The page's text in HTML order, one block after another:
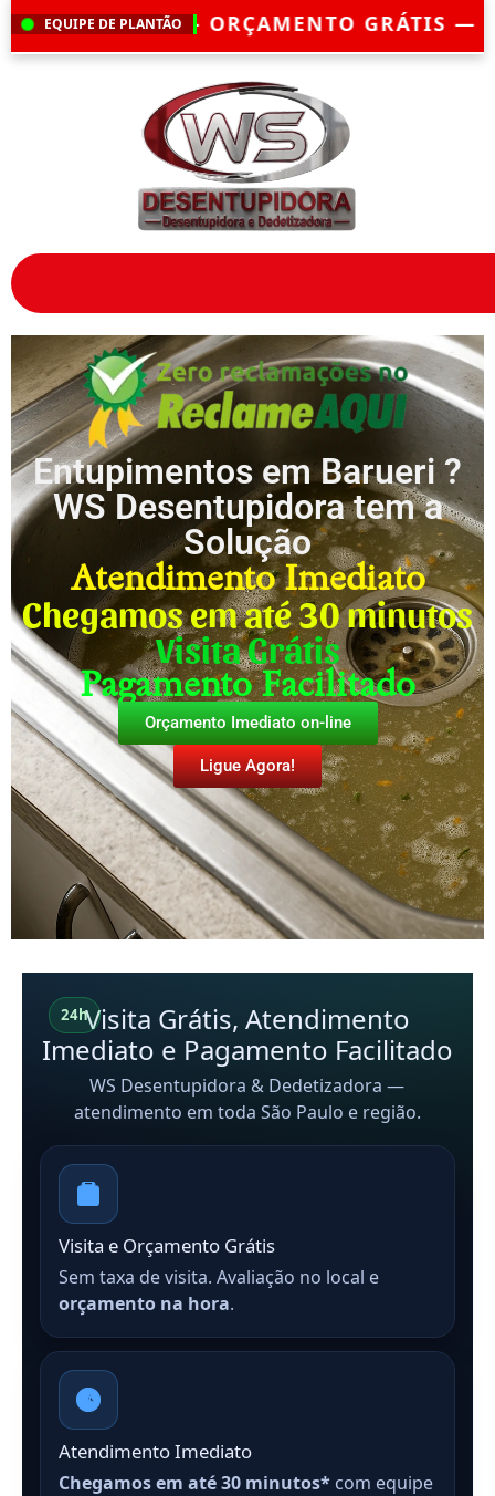
EQUIPE DE PLANTÃO
GRÁTIS — EMERGÊNCIA?
Entupimentos em Barueri ?
WS Desentupidora tem a
Solução
Atendimento Imediato
Chegamos em até 30 minutos
Visita Grátis
Pagamento Facilitado
Orçamento Imediato on-line
Ligue Agora!
24hVisita Grátis, Atendimento
Imediato e Pagamento Facilitado
WS Desentupidora & Dedetizadora —
atendimento em toda São Paulo e região.
Visita e Orçamento Grátis
Sem taxa de visita. Avaliação no local e
orçamento na hora.
Atendimento Imediato
Chegamos em até 30 minutos* com equipe